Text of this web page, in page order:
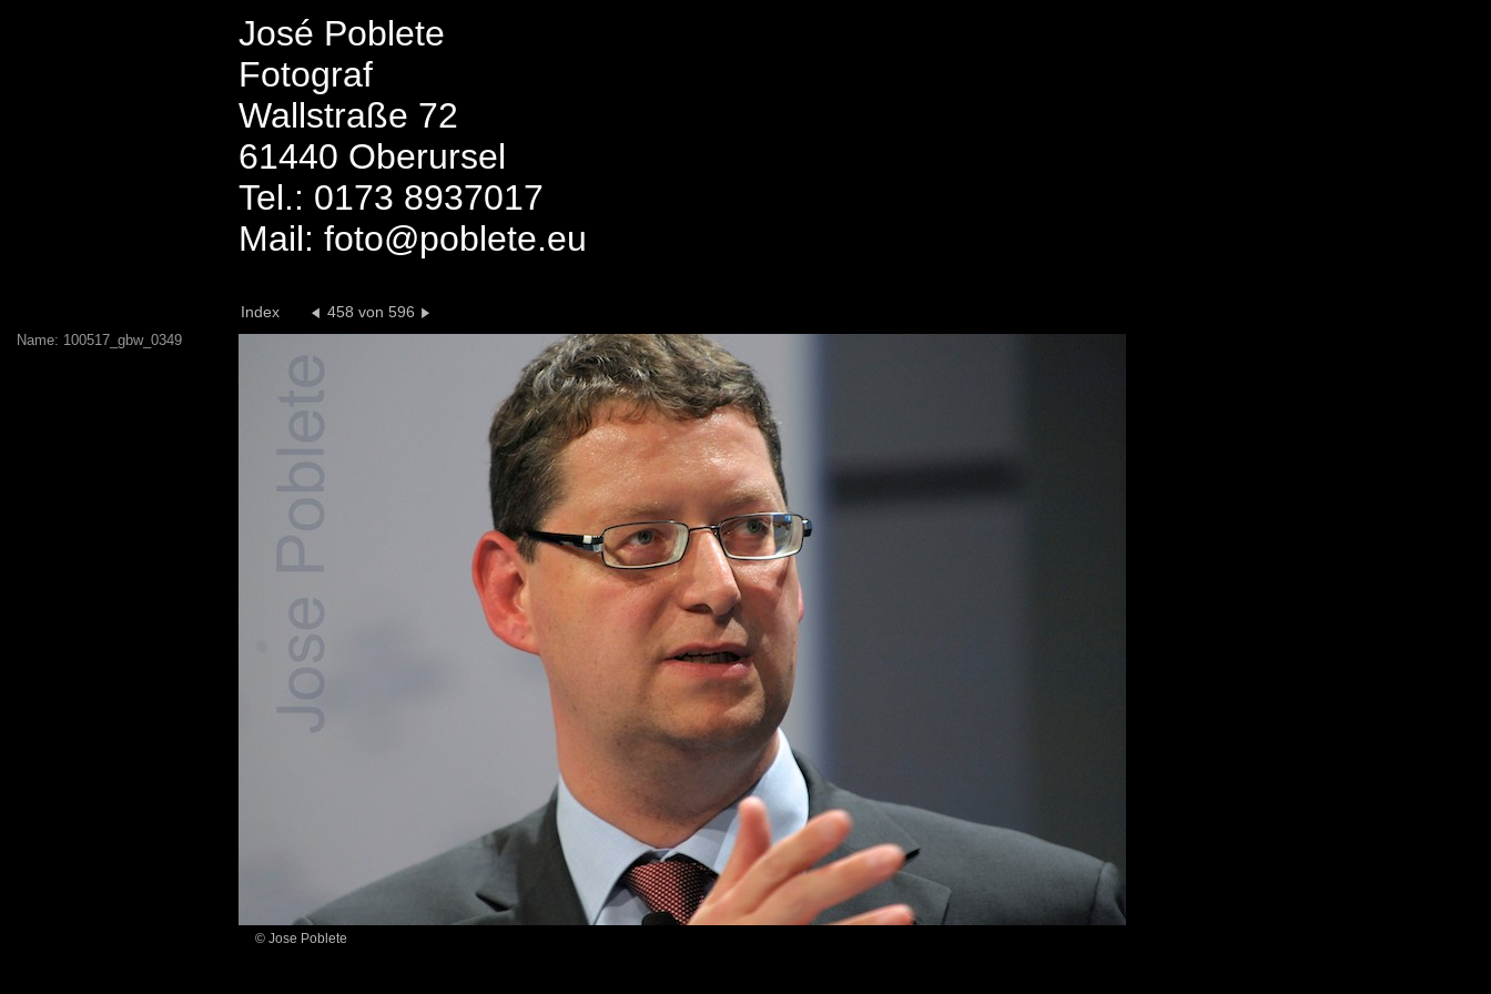
José Poblete
Fotograf
Wallstraße 72
61440 Oberursel
Tel.: 0173 8937017
Mail: foto@poblete.eu
Index 458 von 596
Name: 100517_gbw_0349
© Jose Poblete